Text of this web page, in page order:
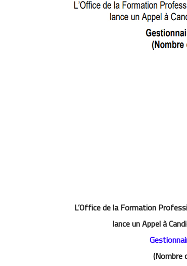
L’Office de la Formation
lance un Appel à
(Nombre